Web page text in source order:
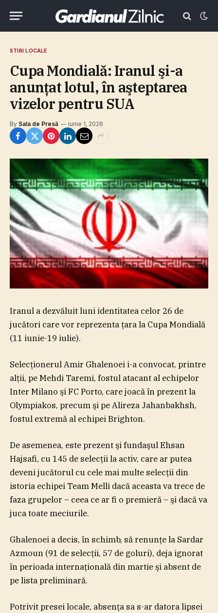
STIRI LOCALE
Cupa Mondială: Iranul şi-a
anunţat lotul, în aşteptarea
vizelor pentru SUA
By Sala de Presă iunie 1, 2026
Iranul a dezvăluit luni identitatea celor 26 de
jucători care vor reprezenta ţara la Cupa Mondială
(11 iunie-19 iulie).
Selecţionerul Amir Ghalenoei i-a convocat, printre
alţii, pe Mehdi Taremi, fostul atacant al echipelor
Inter Milano şi FC Porto, care joacă în prezent la
Olympiakos, precum şi pe Alireza Jahanbakhsh,
fostul extremă al echipei Brighton.
De asemenea, este prezent şi fundaşul Ehsan
Hajsafi, cu 145 de selecţii la activ, care ar putea
deveni jucătorul cu cele mai multe selecţii din
istoria echipei Team Melli dacă aceasta va trece de
faza grupelor – ceea ce ar fi o premieră – şi dacă va
juca toate meciurile.
Ghalenoei a decis, în schimb, să renunţe la Sardar
Azmoun (91 de selecţii, 57 de goluri), deja ignorat
în perioada internaţională din martie şi absent de
pe lista preliminară.
Potrivit presei locale, absenţa sa s-ar datora lipsei